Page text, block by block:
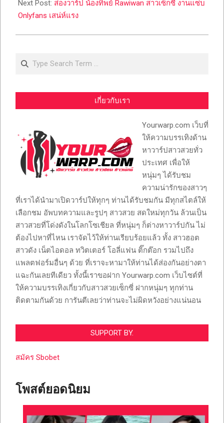
Next Post: ส่องวาร์ป น้องทิพย์ Rawiwan สาวเซ็กซี่ งานแซ่บ
Onlyfans เสน่ห์แรง
เกี่ยวกับเรา
Yourwarp.com เว็บที่
ให้ความบรรเทิงด้าน
หาวาร์ปสาวสวยทั่ว
ประเทศ เพื่อให้
หนุ่มๆ ได้รับชม
ความน่ารักของสาวๆ
ที่เราได้นำมาเปิดวาร์ปให้ทุกๆ ท่านได้รับชมกัน มีทุกสไตล์ให้
เลือกชม อัพบทความและรูปๆ สาวสวย สดใหม่ทุกวัน ล้วนเป็น
สาวสวยที่โด่งดังในโลกโซเชียล ที่หนุ่มๆ ก็ต่างหาวาร์ปกัน ไม่
ต้องไปหาที่ไหน เราจัดไว้ให้ท่านเรียบร้อยแล้ว ทั้ง สาวฮอต
สาวดัง เน็ตไอดอล ทวิตเตอร์ โอลี่แฟน ติ๊กต๊อก รวมไปถึง
แพลตฟอร์มอื่นๆ ด้วย ที่เราจะหามาให้ท่านได้ส่องกันอย่างตา
แฉะกันเลยทีเดียว ทั้งนี้เราขอฝาก Yourwarp.com เว็บไซต์ที่
ให้ความบรรเทิงเกี่ยวกับสาวสวยเซ็กซี่ ฝากหนุ่มๆ ทุกท่าน
ติดตามกันด้วย การันตีเลยว่าท่านจะไม่ผิดหวังอย่างแน่นอน
SUPPORT BY.
สมัคร Sbobet
โพสต์ยอดนิยม